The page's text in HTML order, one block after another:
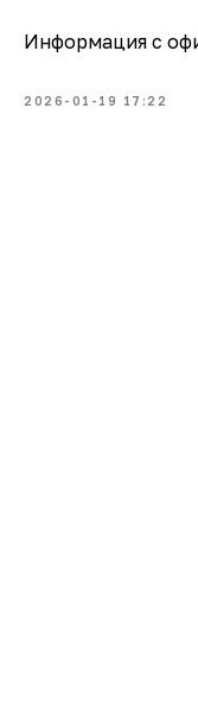
Информация с
2026-01-19 17:22